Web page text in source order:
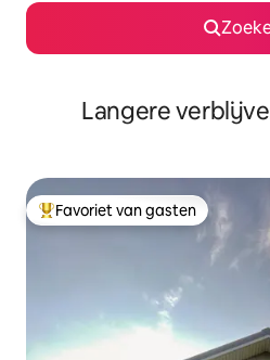
Langere
Topfavoriet van gasten
Favoriet van gasten